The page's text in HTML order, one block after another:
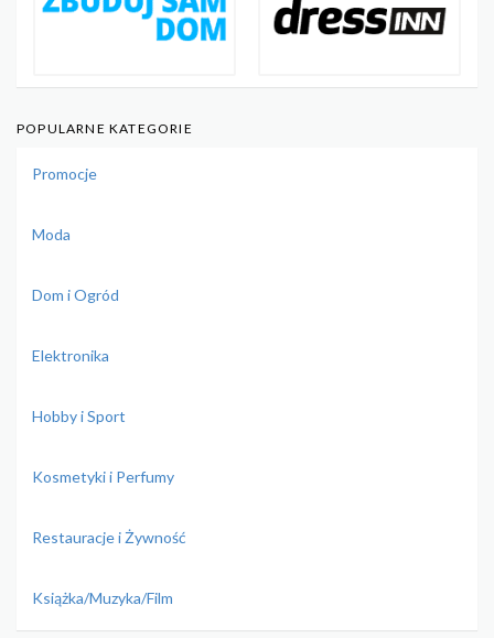
POPULARNE KATEGORIE
Promocje
Moda
Dom i Ogród
Elektronika
Hobby i Sport
Kosmetyki i Perfumy
Restauracje i Żywność
Książka/Muzyka/Film